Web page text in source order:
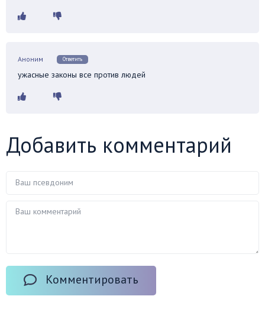
Аноним Ответить
ужасные законы все против людей
Добавить комментарий
Комментировать